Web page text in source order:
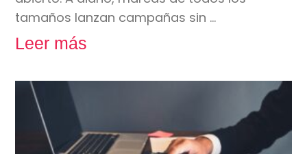
tamaños lanzan campañas sin …
Leer más